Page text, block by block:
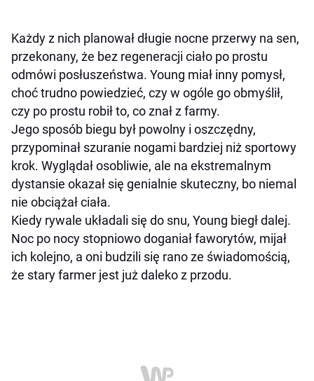
Każdy z nich planował długie nocne przerwy na sen,
przekonany, że bez regeneracji ciało po prostu
odmówi posłuszeństwa. Young miał inny pomysł,
choć trudno powiedzieć, czy w ogóle go obmyślił,
czy po prostu robił to, co znał z farmy.
Jego sposób biegu był powolny i oszczędny,
przypominał szuranie nogami bardziej niż sportowy
krok. Wyglądał osobliwie, ale na ekstremalnym
dystansie okazał się genialnie skuteczny, bo niemal
nie obciążał ciała.
Kiedy rywale układali się do snu, Young biegł dalej.
Noc po nocy stopniowo doganiał faworytów, mijał
ich kolejno, a oni budzili się rano ze świadomością,
że stary farmer jest już daleko z przodu.